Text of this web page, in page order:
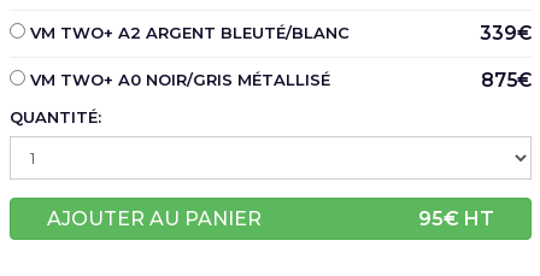
339€
VM TWO+ A2 ARGENT BLEUTÉ/BLANC
875€
VM TWO+ A0 NOIR/GRIS MÉTALLISÉ
QUANTITÉ:
95€ HT
AJOUTER AU PANIER